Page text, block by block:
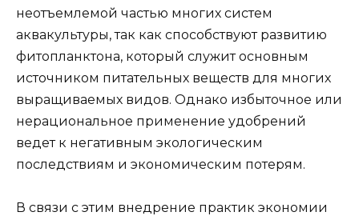
неотъемлемой частью многих систем
аквакультуры, так как способствуют развитию
фитопланктона, который служит основным
источником питательных веществ для многих
выращиваемых видов. Однако избыточное или
нерациональное применение удобрений
ведет к негативным экологическим
последствиям и экономическим потерям.
В связи с этим внедрение практик экономии